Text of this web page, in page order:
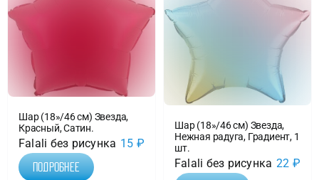
Шар (18»/46 см) Звезда,
Красный, Сатин.
Falali без рисунка 15 ₽
Подробнее
Шар (18»/46 см) Звезда,
Нежная радуга, Градиент, 1
шт.
Falali без рисунка 22 ₽